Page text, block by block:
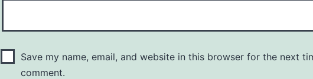
Save my name, email, and website in this browser for the next
comment.